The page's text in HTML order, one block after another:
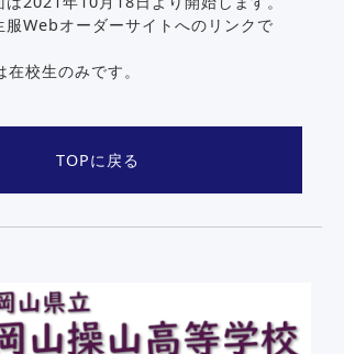
Webオーダーサイトへのリンクで
校生のみです。
TOPに戻る